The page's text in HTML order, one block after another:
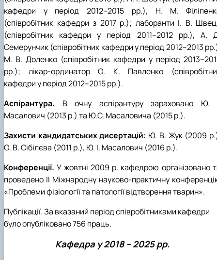
кафедри у період 2012–2015 рр.), Н. М.
(співробітник кафедри з 2017 р.); лаборанти І. В.
(співробітник кафедри у період 2011–2012 рр.), А.
Семерунчик (співробітник кафедри у період 2012–2013
М. В. Доленко (співробітник кафедри у період
рр.); лікар-ординатор О. К. Павленко
кафедри у період 2012–2015 рр.).
Аспірантура. В очну аспірантуру зараховано Ю.
Масалович (2013 р.) та Ю.С. Масаловича (2015 р.).
Захисти кандидатських дисертацій: Ю. В. Жук (2009
О. В. Сібілєва (2011 р.), Ю. І. Масалович (2016 р.).
Конференції. У жовтні 2009 р. кафедрою організовано
проведено ІІ Міжнародну науково-практичну
«Проблеми фізіології та патології відтворення тварин».
Публікації. За вказаний період співробітниками кафедри
було опубліковано 756 праць.
Кафедра у 2018 – 2025 рр.